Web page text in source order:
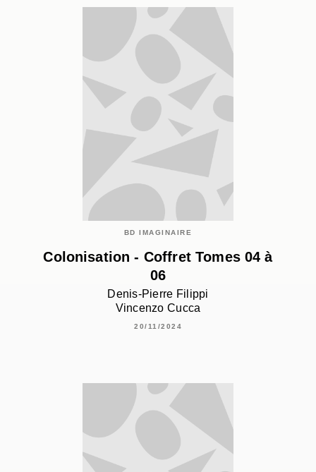
BD IMAGINAIRE
Colonisation - Coffret Tomes 04 à
06
Denis-Pierre Filippi
Vincenzo Cucca
20/11/2024